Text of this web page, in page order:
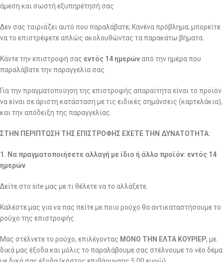
άμεση και σωστή εξυπηρέτησή σας
Δεν σας ταιριάζει αυτό που παραλάβατε; Κανένα πρόβλημα, μπορείτε
να το επιστρέψετε απλώς ακολουθώντας τα παρακάτω βήματα.
Κάντε την επιστροφή σας εντός 14 ημερώναπό την ημέρα που
παραλάβατε την παραγγελία σας.
Για την πραγματοποίηση της επιστροφής απαραίτητα είναι το προϊόν
να είναι σε άριστη κατάσταση με τις ειδικές σημάνσεις (καρτελάκια),
και την απόδειξη της παραγγελίας.
ΣΤΗΝ ΠΕΡΙΠΤΩΣΗ ΤΗΣ ΕΠΙΣΤΡΟΦΗΣ ΕΧΕΤΕ ΤΗΝ ΔΥΝΑΤΟΤΗΤΑ:
1. Να πραγματοποιήσετε αλλαγή με ίδιο ή άλλο προϊόν: εντός 14
ημερών
Δείτε στο site μας με τι θέλετε να το αλλάξετε.
Καλέστε μας για να πας πείτε με ποιο ρούχο θα αντικαταστήσουμε το
ρούχο της επιστροφής.
Μας στέλνετε το ρούχο, επιλέγοντας ΜΟΝΟ ΤΗΝ ΕΛΤΑ ΚΟΥΡΙΕΡ, με
δικά μας έξοδα και μόλις το παραλάβουμε σας στέλνουμε το νέο δέμα